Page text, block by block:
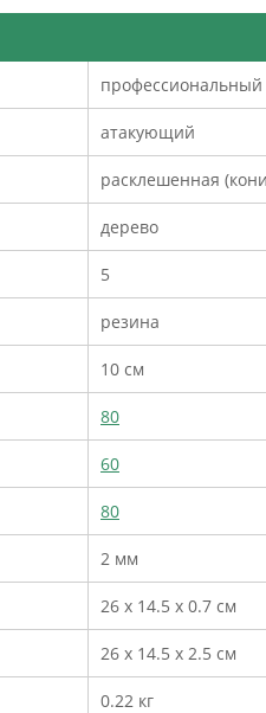
профессиональный
атакующий
расклешенная
дерево
5
резина
10 см
80
60
80
2 мм
26 х 14.5 х 0.7 см
26 х 14.5 х 2.5 см
0.22 кг